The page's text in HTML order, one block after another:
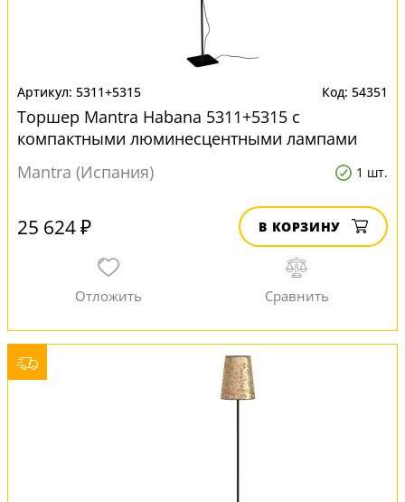
5311+5315 54351
Торшер Mantra Habana 5311+5315 с
компактными люминесцентными лампами
Mantra (Испания)
1 шт.
25 624 ₽ В КОРЗИНУ